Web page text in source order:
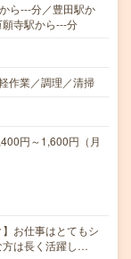
ら---分／豊田駅か
寺駅から---分
作業／調理／清掃
円～1,600円（月
お仕事はとてもシ
方は長く活躍し…